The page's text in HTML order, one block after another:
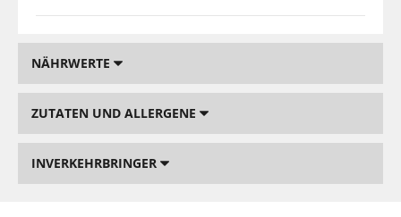
NÄHRWERTE
ZUTATEN UND ALLERGENE
INVERKEHRBRINGER